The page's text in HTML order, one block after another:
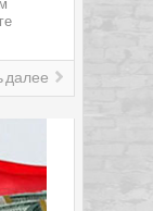
далее